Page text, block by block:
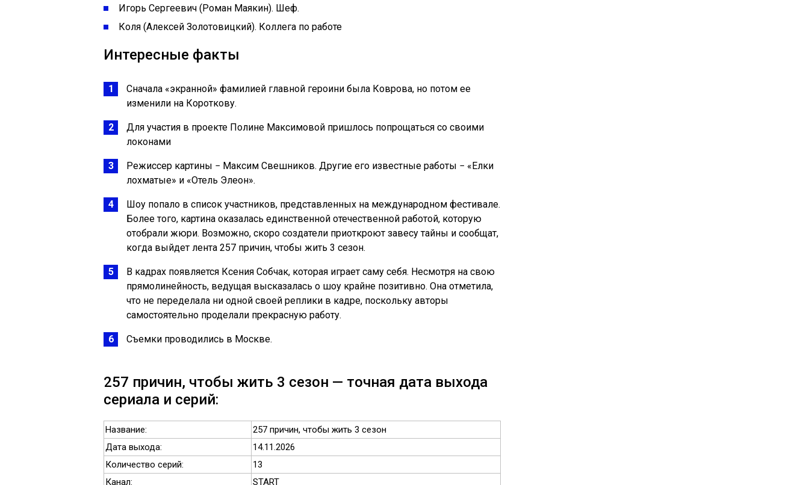
Игорь Сергеевич (Роман Маякин). Шеф.
Коля (Алексей Золотовицкий). Коллега по работе
Интересные факты
Сначала «экранной» фамилией главной героини была Коврова, но потом ее
изменили на Короткову.
Для участия в проекте Полине Максимовой пришлось попрощаться со своими
локонами
Режиссер картины − Максим Свешников. Другие его известные работы − «Елки
лохматые» и «Отель Элеон».
Шоу попало в список участников, представленных на международном фестивале.
Более того, картина оказалась единственной отечественной работой, которую
отобрали жюри. Возможно, скоро создатели приоткроют завесу тайны и сообщат,
когда выйдет лента 257 причин, чтобы жить 3 сезон.
В кадрах появляется Ксения Собчак, которая играет саму себя. Несмотря на свою
прямолинейность, ведущая высказалась о шоу крайне позитивно. Она отметила,
что не переделала ни одной своей реплики в кадре, поскольку авторы
самостоятельно проделали прекрасную работу.
Съемки проводились в Москве.
257 причин, чтобы жить 3 сезон — точная дата выхода
сериала и серий:
Название:
257 причин, чтобы жить 3 сезон
Дата выхода:
14.11.2026
Количество серий:
13
Канал:
START